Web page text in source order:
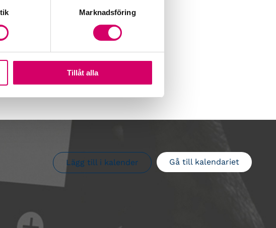
Marknadsföring
Tillåt alla
Gå till kalendariet
Lägg till i kalender